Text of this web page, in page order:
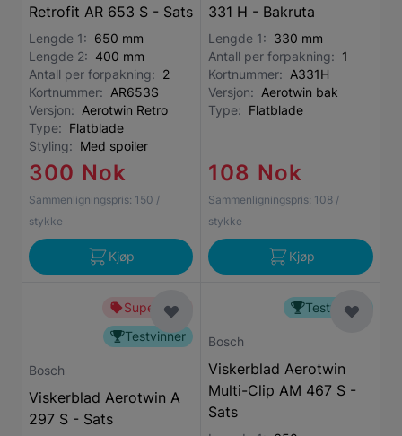
Retrofit AR 653 S - Sats
Lengde 1: 650 mm
Lengde 2: 400 mm
Antall per forpakning: 2
Kortnummer: AR653S
Versjon: Aerotwin Retro
Type: Flatblade
Styling: Med spoiler
300 Nok
Sammenligningspris: 150 /
stykke
Kjøp
331 H - Bakruta
Lengde 1: 330 mm
Antall per forpakning: 1
Kortnummer: A331H
Versjon: Aerotwin bak
Type: Flatblade
108 Nok
Sammenligningspris: 108 /
stykke
Kjøp
Superbillig
Testvinner
Bosch
Viskerblad Aerotwin A
297 S - Sats
Testvinner
Bosch
Viskerblad Aerotwin
Multi-Clip AM 467 S -
Sats